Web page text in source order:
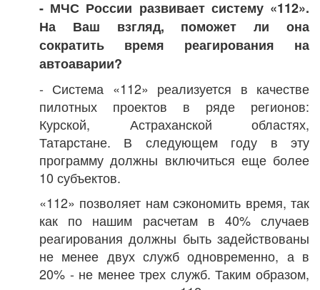
- МЧС России развивает систему «112».
На Ваш взгляд, поможет ли она
сократить время реагирования на
автоаварии?
- Система «112» реализуется в качестве
пилотных проектов в ряде регионов:
Курской, Астраханской областях,
Татарстане. В следующем году в эту
программу должны включиться еще более
10 субъектов.
«112» позволяет нам сэкономить время, так
как по нашим расчетам в 40% случаев
реагирования должны быть задействованы
не менее двух служб одновременно, а в
20% - не менее трех служб. Таким образом,